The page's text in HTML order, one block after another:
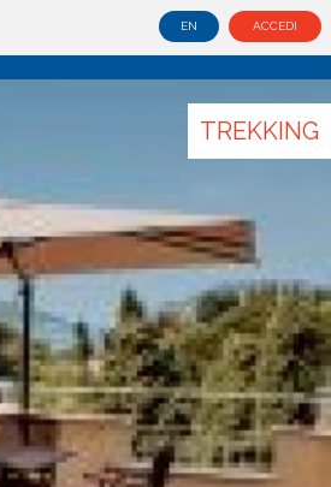
EN ACCEDI
TREKKING